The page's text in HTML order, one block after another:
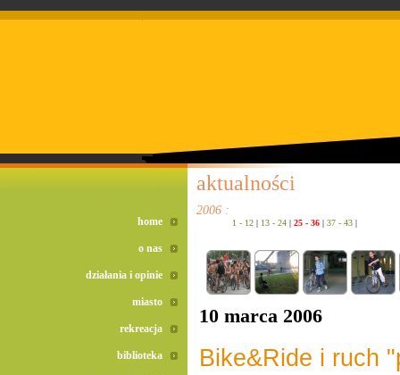
aktualności
2006 :
1 - 12 | 13 - 24 | 25 - 36 | 37 - 43 |
10 marca 2006
Bike&Ride i ruch
home
o nas
działania i opinie
miasto
rekreacja
biblioteka